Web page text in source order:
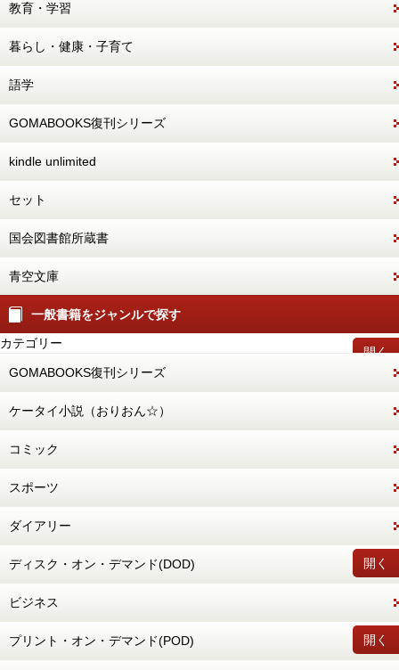
教育・学習
暮らし・健康・子育て
語学
GOMABOOKS復刊シリーズ
kindle unlimited
セット
国会図書館所蔵書
青空文庫
一般書籍をジャンルで探す
開く
カテゴリー
GOMABOOKS復刊シリーズ
ケータイ小説（おりおん☆）
コミック
スポーツ
ダイアリー
開く
ディスク・オン・デマンド(DOD)
ビジネス
開く
プリント・オン・デマンド(POD)